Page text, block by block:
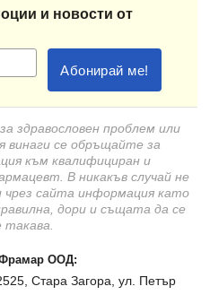
и новости от
здравословен проблем или
винаги се обръщайте за
към квалифициран и
В никакъв случай не
сайта информация като
дори и същата да се
такава.
ООД:
Стара Загора, ул. Петър